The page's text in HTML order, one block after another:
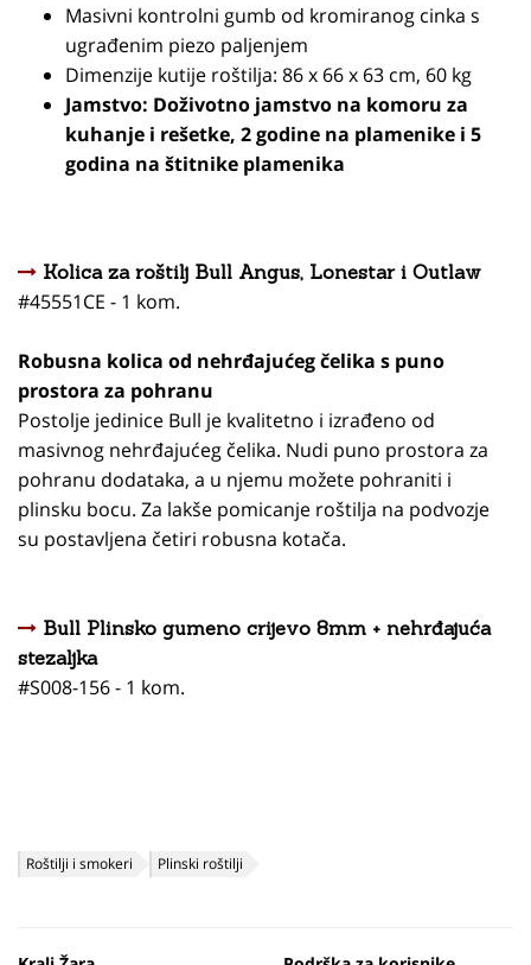
Masivni kontrolni gumb od kromiranog cinka s
ugrađenim piezo paljenjem
Dimenzije kutije roštilja: 86 x 66 x 63 cm, 60 kg
Jamstvo: Doživotno jamstvo na komoru za
kuhanje i rešetke, 2 godine na plamenike i 5
godina na štitnike plamenika
Kolica za roštilj Bull Angus, Lonestar i Outlaw
#45551CE - 1 kom.
Robusna kolica od nehrđajućeg čelika s puno
prostora za pohranu
Postolje jedinice Bull je kvalitetno i izrađeno od
masivnog nehrđajućeg čelika. Nudi puno prostora za
pohranu dodataka, a u njemu možete pohraniti i
plinsku bocu. Za lakše pomicanje roštilja na podvozje
su postavljena četiri robusna kotača.
Bull Plinsko gumeno crijevo 8mm + nehrđajuća
stezaljka
#S008-156 - 1 kom.
Roštilji i smokeri Plinski roštilji